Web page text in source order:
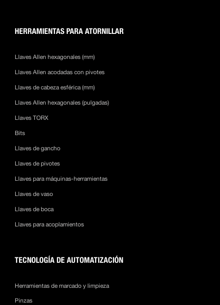
HERRAMIENTAS PARA ATORNILLAR
Llaves Allen hexagonales (mm)
Llaves Allen acodadas con pivotes
Llaves de cabeza esférica (mm)
Llaves Allen hexagonales (pulgadas)
Llaves TORX
Bits
Llaves de gancho
Llaves de pivotes
Llaves para máquinas-herramientas
Llaves de vaso
Llaves de boca
Llaves para acoplamientos
TECNOLOGÍA DE AUTOMATIZACIÓN
Herramientas de marcado y limpieza
Pinzas